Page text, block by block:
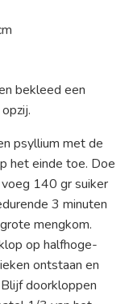
bekleed een
psyllium met de
het einde toe. Doe
140 gr suiker
3 minuten
mengkom.
op halfhoge-
ontstaan en
doorkloppen